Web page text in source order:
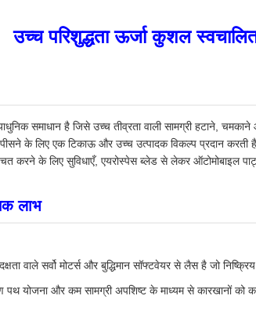
उच्च परिशुद्धता ऊर्जा कुशल
समाधान है जिसे उच्च तीव्रता वाली सामग्री हटाने,
पीसने के लिए एक टिकाऊ और उच्च उत्पादक विकल्प प्रदान
करने के लिए सुविधाएँ, एयरोस्पेस ब्लेड से लेकर ऑटोमोबाइल
लाभ
वाले सर्वो मोटर्स और बुद्धिमान सॉफ्टवेयर से लैस है जो
योजना और कम सामग्री अपशिष्ट के माध्यम से कारखानों को